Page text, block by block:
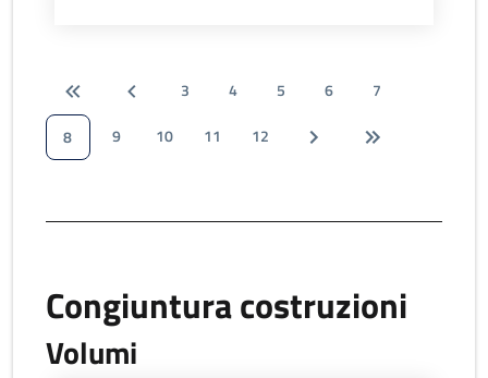
3 4 5 6
7
8
9 10 11 12
Congiuntura costruzioni
Volumi